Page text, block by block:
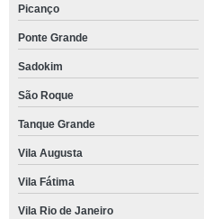
Picanço
Ponte Grande
Sadokim
São Roque
Tanque Grande
Vila Augusta
Vila Fátima
Vila Rio de Janeiro